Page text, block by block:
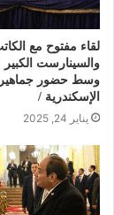
لقاء مفتوح مع
والسينارست
وسط حضور
الإسكندرية /
يناير 24, 2025